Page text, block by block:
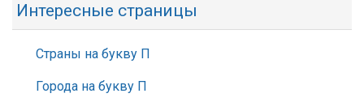
Интересные страницы
Страны на букву П
Города на букву П